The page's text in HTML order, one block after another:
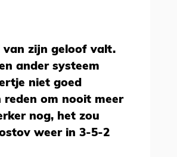
van zijn geloof valt.
ander systeem
niet goed
om nooit meer
nog, het zou
weer in 3-5-2